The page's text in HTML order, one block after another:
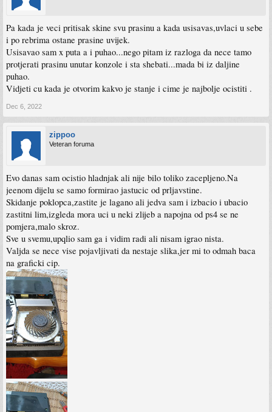
Pa kada je veci pritisak skine svu prasinu a kada usisavas,uvlaci u sebe
i po rebrima ostane prasine uvijek.
Usisavao sam x puta a i puhao...nego pitam iz razloga da nece tamo
protjerati prasinu unutar konzole i sta shebati...mada bi iz daljine
puhao.
Vidjeti cu kada je otvorim kakvo je stanje i cime je najbolje ocistiti .
Dec 6, 2022
zippoo
Veteran foruma
Evo danas sam ocistio hladnjak ali nije bilo toliko zacepljeno.Na
jeenom dijelu se samo formirao jastucic od prljavstine.
Skidanje poklopca,zastite je lagano ali jedva sam i izbacio i ubacio
zastitni lim,izgleda mora uci u neki zlijeb a napojna od ps4 se ne
pomjera,malo skroz.
Sve u svemu,upqlio sam ga i vidim radi ali nisam igrao nista.
Valjda se nece vise pojavljivati da nestaje slika,jer mi to odmah baca
na graficki cip.